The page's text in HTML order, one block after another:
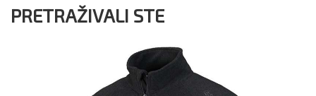
PRETRAŽIVALI STE